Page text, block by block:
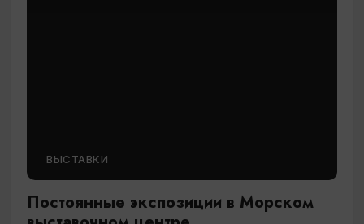
ВЫСТАВКИ
Постоянные экспозиции в Морском